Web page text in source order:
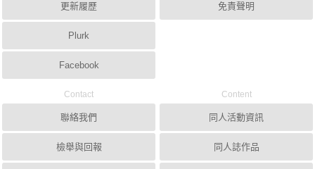
更新履歷
Plurk
Facebook
免責聲明
Contact
聯絡我們
檢舉與回報
Content
同人活動資訊
同人誌作品